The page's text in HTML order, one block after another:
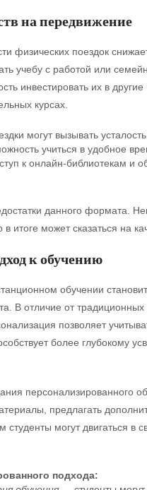
на передвижение
физических поездок
учебу с работой или
инвестировать их в
курсах.
могут вызывать
учиться в удобное
к онлайн-библиотекам и
данного формата.
итоге может сказаться на
к обучению
обучении
В отличие от
позволяет
более глубокому
персонализированного
предлагать
могут двигаться в
подхода: